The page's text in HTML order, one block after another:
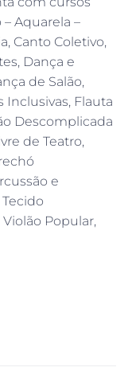
Aquarela –
Canto Coletivo,
Dança e
de Salão,
Inclusivas, Flauta
Descomplicada
de Teatro,
e
Popular,